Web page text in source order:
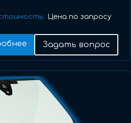
Цена по запросу
Задать вопрос